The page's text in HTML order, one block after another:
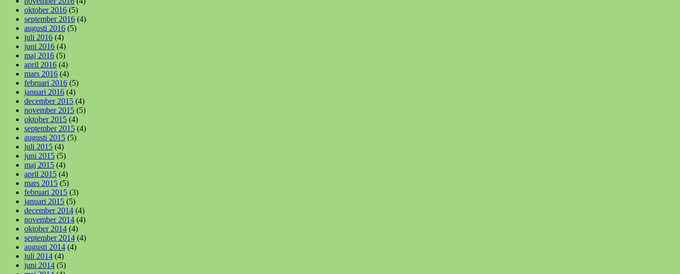
oktober 2016 (5)
september 2016 (4)
augusti 2016 (5)
juli 2016 (4)
juni 2016 (4)
maj 2016 (5)
april 2016 (4)
mars 2016 (4)
februari 2016 (5)
januari 2016 (4)
december 2015 (4)
november 2015 (5)
oktober 2015 (4)
september 2015 (4)
augusti 2015 (5)
juli 2015 (4)
juni 2015 (5)
maj 2015 (4)
april 2015 (4)
mars 2015 (5)
februari 2015 (3)
januari 2015 (5)
december 2014 (4)
november 2014 (4)
oktober 2014 (4)
september 2014 (4)
augusti 2014 (4)
juli 2014 (4)
juni 2014 (5)